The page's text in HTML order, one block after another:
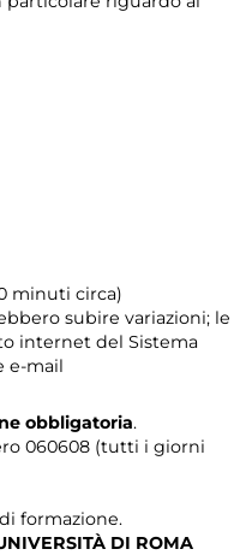
minuti circa)
subire variazioni; le
internet del Sistema
e-mail
obbligatoria.
060608 (tutti i giorni
formazione.
DI ROMA